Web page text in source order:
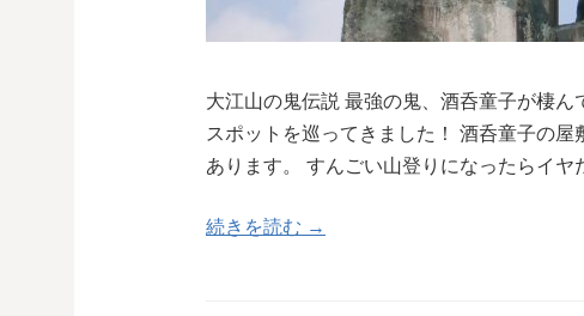
大江山の鬼伝説 最強の鬼、酒呑童子が棲
スポットを巡ってきました！ 酒呑童子の
あります。 すんごい山登りになったらイ
続きを読む →